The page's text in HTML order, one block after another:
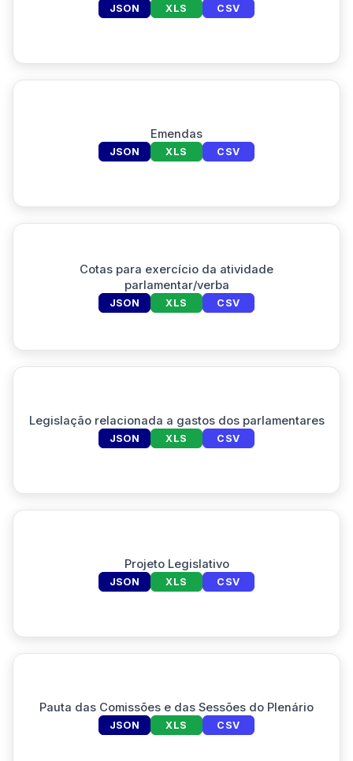
JSON XLS CSV
Emendas
JSON XLS CSV
Cotas para exercício da atividade
parlamentar/verba
JSON XLS CSV
Legislação relacionada a gastos dos parlamentares
JSON XLS CSV
Projeto Legislativo
JSON XLS CSV
Pauta das Comissões e das Sessões do Plenário
JSON XLS CSV